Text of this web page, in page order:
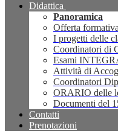
Didattica
Panoramica
Offerta formativa
I progetti delle
Coordinatori di
Esami
Attività di
Coordinatori
ORARIO delle
Documenti del
Contatti
Prenotazioni